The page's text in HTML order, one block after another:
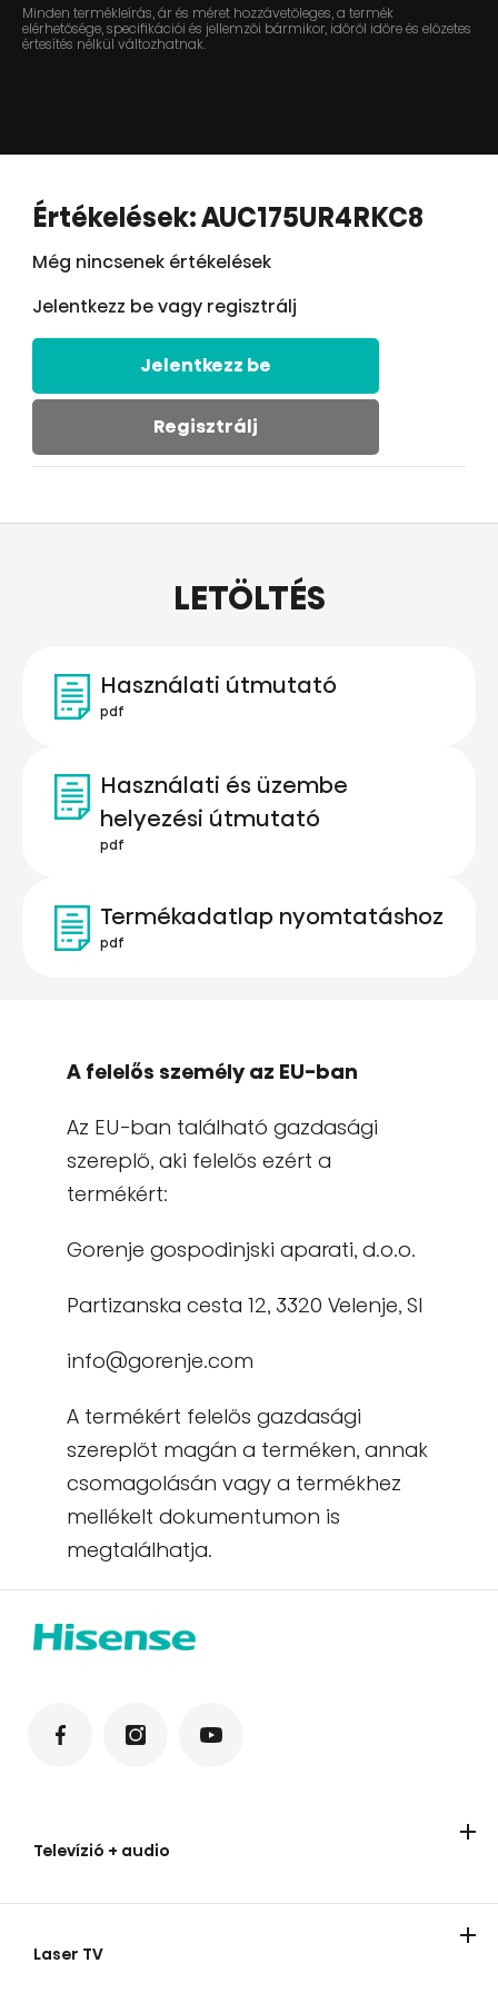
Minden termékleírás, ár és méret hozzávetőleges, a termék
elérhetősége, specifikációi és jellemzői bármikor, időről időre és előzetes
értesítés nélkül változhatnak.
Értékelések: AUC175UR4RKC8
Még nincsenek értékelések
Jelentkezz be vagy regisztrálj
Jelentkezz be
Regisztrálj
LETÖLTÉS
Használati útmutató
pdf
Használati és üzembe
helyezési útmutató
pdf
Termékadatlap nyomtatáshoz
pdf
A felelős személy az EU-ban
Az EU-ban található gazdasági
szereplő, aki felelős ezért a
termékért:
Gorenje gospodinjski aparati, d.o.o.
Partizanska cesta 12, 3320 Velenje, SI
info@gorenje.com
A termékért felelős gazdasági
szereplőt magán a terméken, annak
csomagolásán vagy a termékhez
mellékelt dokumentumon is
megtalálhatja.
Televízió + audio
Laser TV